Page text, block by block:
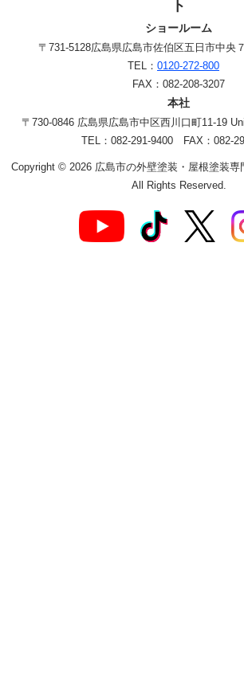
ト
ショールーム
〒731-5128広島県広島市佐伯区五日市中央
TEL： 0120-272-800
FAX：082-208-3207
本社
〒730-0846 広島県広島市中区西川口町11-19
TEL：082-291-9400 FAX：082-
Copyright © 2026 広島市の外壁塗装・屋根塗装専
All Rights Reserved.